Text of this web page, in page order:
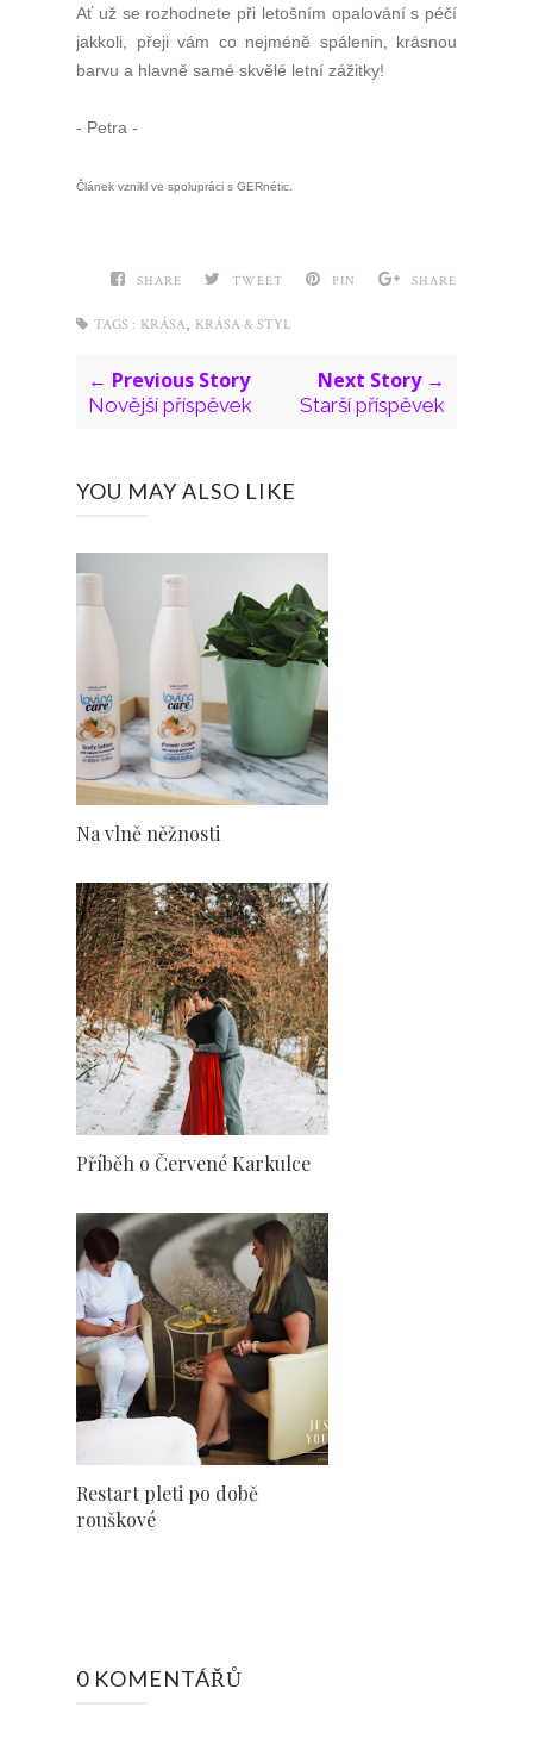
Ať už se rozhodnete při letošním opalování s péčí
jakkoli, přeji vám co nejméně spálenin, krásnou
barvu a hlavně samé skvělé letní zážitky!
- Petra -
Článek vznikl ve spolupráci s GERnétic.
SHARE TWEET PIN SHARE
TAGS : KRÁSA, KRÁSA & STYL
← Previous Story
Novější příspěvek
Next Story →
Starší příspěvek
YOU MAY ALSO LIKE
Na vlně něžnosti
Příběh o Červené Karkulce
Restart pleti po době
rouškové
0 KOMENTÁŘŮ